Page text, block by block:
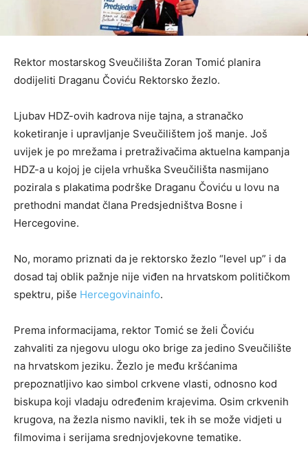
Rektor mostarskog Sveučilišta Zoran Tomić planira
dodijeliti Draganu Čoviću Rektorsko žezlo.
Ljubav HDZ-ovih kadrova nije tajna, a stranačko
koketiranje i upravljanje Sveučilištem još manje. Još
uvijek je po mrežama i pretraživačima aktuelna kampanja
HDZ-a u kojoj je cijela vrhuška Sveučilišta nasmijano
pozirala s plakatima podrške Draganu Čoviću u lovu na
prethodni mandat člana Predsjedništva Bosne i
Hercegovine.
No, moramo priznati da je rektorsko žezlo “level up” i da
dosad taj oblik pažnje nije viđen na hrvatskom političkom
spektru, piše Hercegovinainfo.
Prema informacijama, rektor Tomić se želi Čoviću
zahvaliti za njegovu ulogu oko brige za jedino Sveučilište
na hrvatskom jeziku. Žezlo je među kršćanima
prepoznatljivo kao simbol crkvene vlasti, odnosno kod
biskupa koji vladaju određenim krajevima. Osim crkvenih
krugova, na žezla nismo navikli, tek ih se može vidjeti u
filmovima i serijama srednjovjekovne tematike.